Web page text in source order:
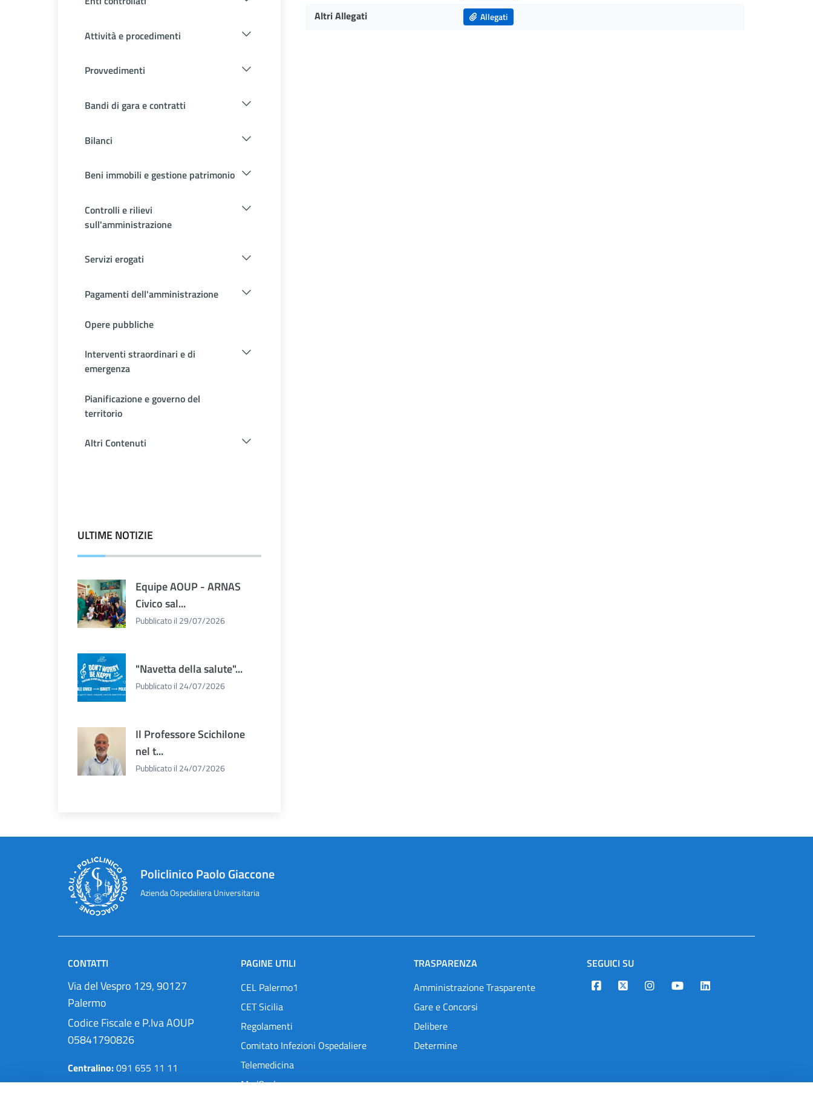
Attività e procedimenti
Provvedimenti
Bandi di gara e contratti
Bilanci
Beni immobili e gestione patrimonio
Controlli e rilievi
sull'amministrazione
Servizi erogati
Pagamenti dell'amministrazione
Opere pubbliche
Interventi straordinari e di
emergenza
Pianificazione e governo del
territorio
Altri Contenuti
ULTIME NOTIZIE
Equipe AOUP - ARNAS
Civico sal...
Pubblicato il 29/07/2026
"Navetta della salute"...
Pubblicato il 24/07/2026
Il Professore Scichilone
nel t...
Pubblicato il 24/07/2026
Altri Allegati Allegati
Policlinico Paolo Giaccone
Azienda Ospedaliera Universitaria
CONTATTI
Via del Vespro 129, 90127
Palermo
Codice Fiscale e P.Iva AOUP
05841790826
Centralino:091 655 11 11
Pec:protocollo@cert.policlinico.pa.it
PAGINE UTILI
CEL Palermo1
CET Sicilia
Regolamenti
Comitato Infezioni Ospedaliere
Telemedicina
MedOral
TRASPARENZA
Amministrazione Trasparente
Gare e Concorsi
Delibere
Determine
SEGUICI SU
Designers Italia
TwitterInstagramYoutubeLinkedin